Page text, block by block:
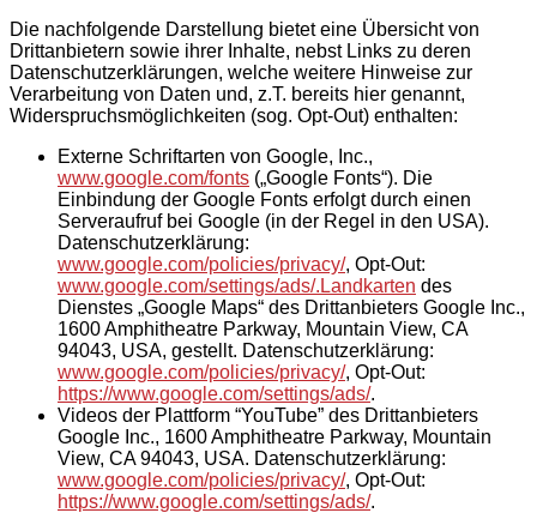
Die nachfolgende Darstellung bietet eine Übersicht von
Drittanbietern sowie ihrer Inhalte, nebst Links zu deren
Datenschutzerklärungen, welche weitere Hinweise zur
Verarbeitung von Daten und, z.T. bereits hier genannt,
Widerspruchsmöglichkeiten (sog. Opt-Out) enthalten:
Externe Schriftarten von Google, Inc.,
www.google.com/fonts („Google Fonts“). Die
Einbindung der Google Fonts erfolgt durch einen
Serveraufruf bei Google (in der Regel in den USA).
Datenschutzerklärung:
www.google.com/policies/privacy/, Opt-Out:
www.google.com/settings/ads/.Landkarten des
Dienstes „Google Maps“ des Drittanbieters Google Inc.,
1600 Amphitheatre Parkway, Mountain View, CA
94043, USA, gestellt. Datenschutzerklärung:
www.google.com/policies/privacy/, Opt-Out:
https://www.google.com/settings/ads/.
Videos der Plattform “YouTube” des Drittanbieters
Google Inc., 1600 Amphitheatre Parkway, Mountain
View, CA 94043, USA. Datenschutzerklärung:
www.google.com/policies/privacy/, Opt-Out:
https://www.google.com/settings/ads/.